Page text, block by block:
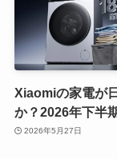
Xiaomiの家電が
か？2026年下半
2026年5月27日